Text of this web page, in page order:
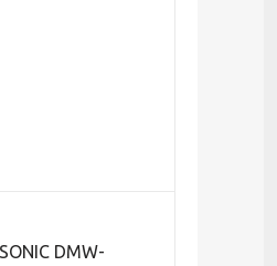
DMW-